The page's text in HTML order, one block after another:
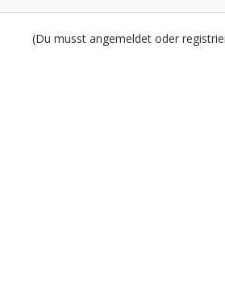
(Du musst angemeldet oder